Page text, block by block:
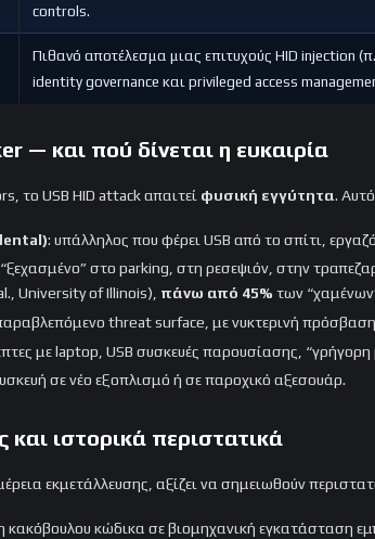
controls.
Πιθανό αποτέλεσμα μιας επιτυχούς HID injection
identity governance και privileged access
— και πού δίνεται η ευκαιρία
το USB HID attack απαιτεί φυσική εγγύτητα.
: υπάλληλος που φέρει USB από το σπίτι,
στο parking, στη ρεσεψιόν, στην
University of Illinois), πάνω από 45% των
threat surface, με νυκτερινή
με laptop, USB συσκευές παρουσίασης,
σε νέο εξοπλισμό ή σε παροχικό αξεσουάρ.
ιστορικά περιστατικά
εκμετάλλευσης, αξίζει να σημειωθούν
κώδικα σε βιομηχανική εγκατάσταση